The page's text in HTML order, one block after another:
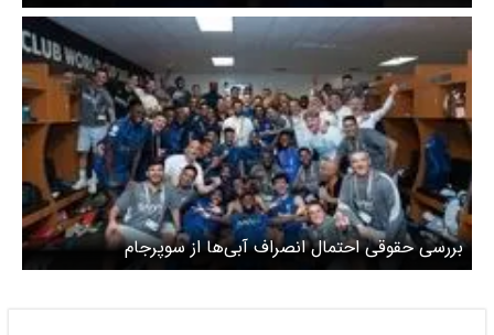
بررسی حقوقی احتمال انصراف آبی‌ها از سوپرجام